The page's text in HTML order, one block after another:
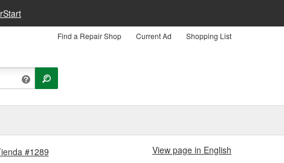
Find a Repair Shop Current Ad Shopping List
#1289
View page in English